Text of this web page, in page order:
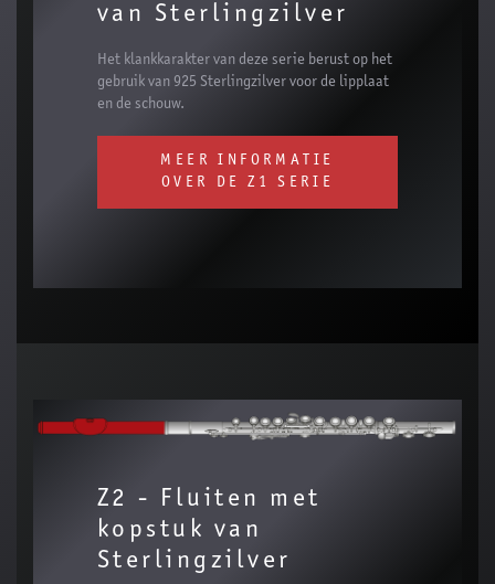
van Sterlingzilver
Het klankkarakter van deze serie berust op het
gebruik van 925 Sterlingzilver voor de lipplaat
en de schouw.
MEER INFORMATIE
OVER DE Z1 SERIE
Z2 - Fluiten met
kopstuk van
Sterlingzilver